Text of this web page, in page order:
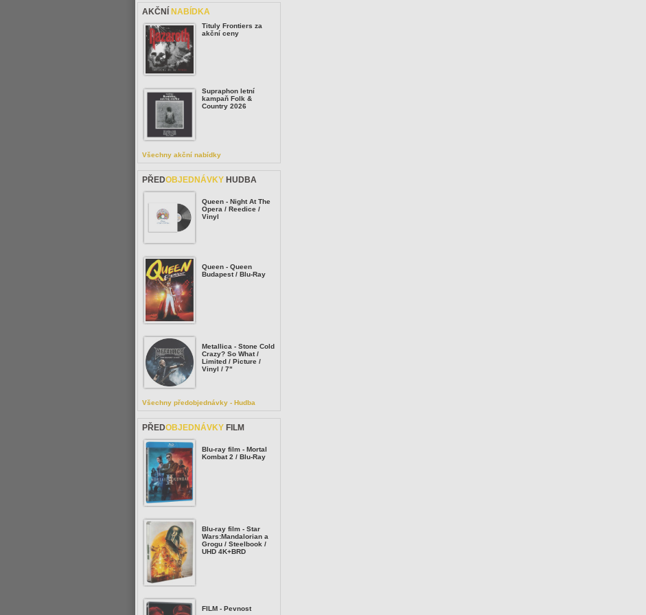
AKČNÍ NABÍDKA
Tituly Frontiers za
akční ceny
Supraphon letní
kampaň Folk &
Country 2026
Všechny akční nabídky
PŘEDOBJEDNÁVKY HUDBA
Queen - Night At The
Opera / Reedice /
Vinyl
Queen - Queen
Budapest / Blu-Ray
Metallica - Stone Cold
Crazy? So What /
Limited / Picture /
Vinyl / 7"
Všechny předobjednávky - Hudba
PŘEDOBJEDNÁVKY FILM
Blu-ray film - Mortal
Kombat 2 / Blu-Ray
Blu-ray film - Star
Wars:Mandalorian a
Grogu / Steelbook /
UHD 4K+BRD
FILM - Pevnost